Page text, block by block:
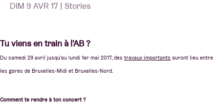
DIM 9 AVR 17 | Stories
Tu viens en train à l'AB ?
Du samedi 29 avril jusqu'au lundi 1er mai 2017, des travaux importants auront lieu entre
les gares de Bruxelles-Midi et Bruxelles-Nord.
Comment te rendre à ton concert ?